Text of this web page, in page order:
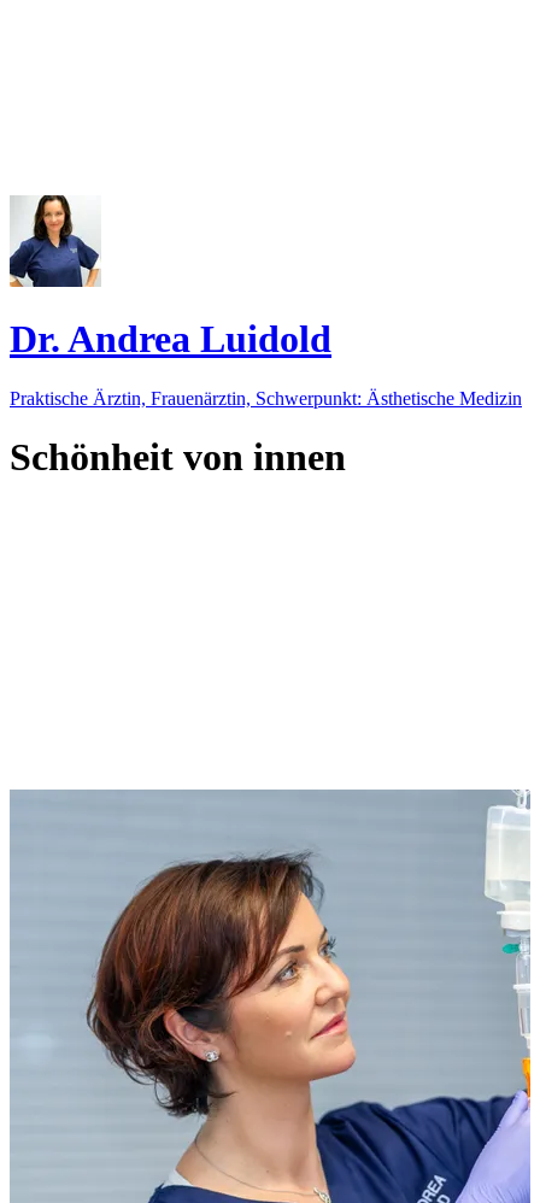
Dr. Andrea Luidold
Praktische Ärztin, Frauenärztin, Schwerpunkt: Ästhetische Medizin
Schönheit von innen